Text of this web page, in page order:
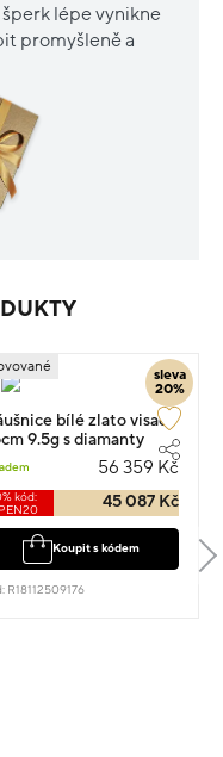
lépe vynikne
promyšleně a
sleva
20%
bílé zlato visací
9.5g s diamanty
56 359 Kč
kód:
45 087 Kč
Koupit s kódem
R18112509176